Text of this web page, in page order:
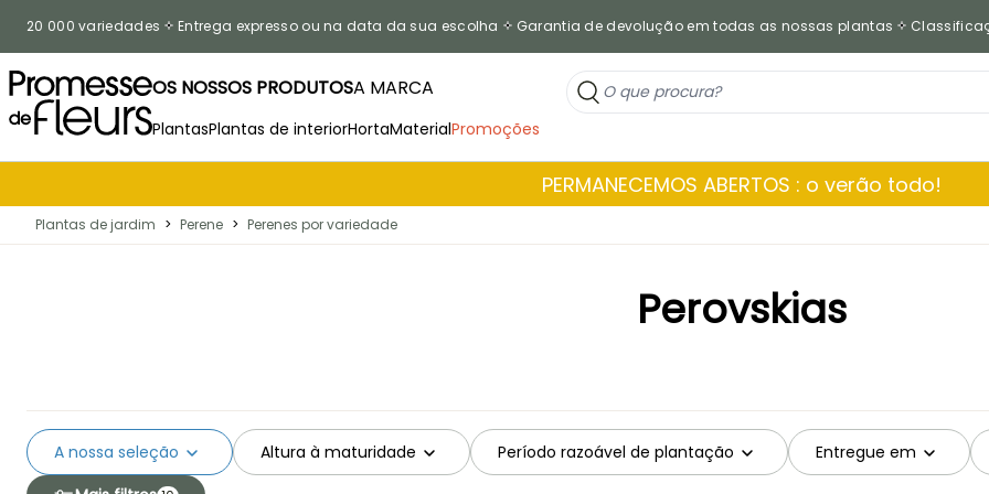
20 000 variedades Entrega expresso ou na data da sua escolha Garantia de devolução em todas as nossas plantas
OS NOSSOS PRODUTOSA MARCA
PlantasPlantas de interiorHortaMaterialPromoções
PERMANECEMOS ABERTOS : o verão todo!
Plantas de jardim > Perene > Perenes por variedade
Perovskias
Altura à maturidade Período razoável de plantação Entregue em
A nossa seleção